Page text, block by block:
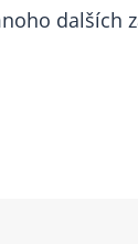
dalších